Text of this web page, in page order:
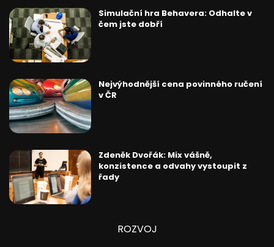
Simulační hra Behavera: Odhalte v
čem jste dobří
Nejvýhodnější cena povinného ručení
v ČR
Zdeněk Dvořák: Mix vášně,
konzistence a odvahy vystoupit z
řady
ROZVOJ